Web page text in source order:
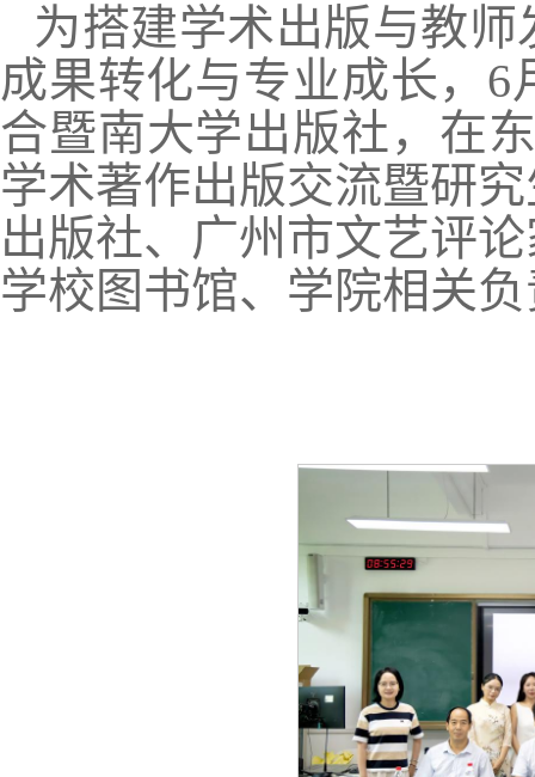
为搭建学术出版与教
成果转化与专业成长，6
合暨南大学出版社，在
学术著作出版交流暨研
出版社、广州市文艺评
学校图书馆、学院相关